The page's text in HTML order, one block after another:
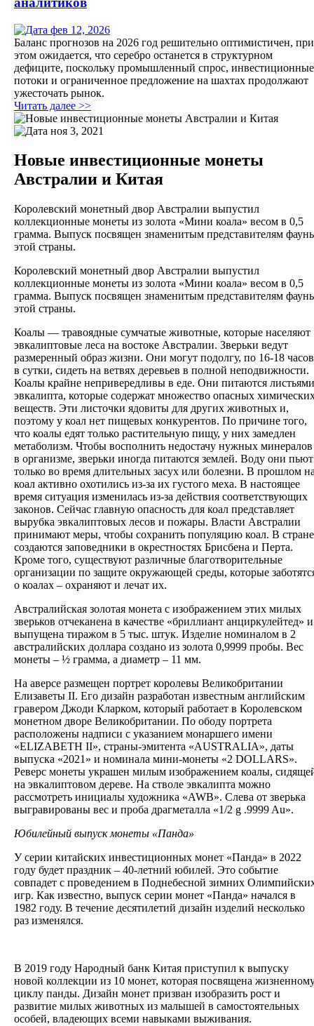
фев 12, 2026
Баланс прогнозов на 2026 год решительно оптимистичен, при
этом ожидается, что серебро останется в структурном
дефиците, поскольку промышленный спрос, инвестиционные
потоки и ограниченное предложение на шахтах продолжают
ужесточать рынок.
Читать далее >>
ноя 3, 2021
Новые инвестиционные монеты
Австралии и Китая
Королевский монетный двор Австралии выпустил
коллекционные монеты из золота «Мини коала» весом в 0,5
грамма. Выпуск посвящен знаменитым представителям
этой страны.
Королевский монетный двор Австралии выпустил
коллекционные монеты из золота «Мини коала» весом в 0,5
грамма. Выпуск посвящен знаменитым представителям
этой страны.
Коалы — травоядные сумчатые животные, которые населяют
эвкалиптовые леса на востоке Австралии. Зверьки ведут
размеренный образ жизни. Они могут подолгу, по 16-18 часов
в сутки, сидеть на ветвях деревьев в полной неподвижности.
Коалы крайне непривередливы в еде. Они питаются листьями
эвкалипта, которые содержат множество опасных
веществ. Эти листочки ядовиты для других животных и,
поэтому у коал нет пищевых конкурентов. По причине того,
что коалы едят только растительную пищу, у них замедлен
метаболизм. Чтобы восполнить недостачу нужных минералов
в организме, зверьки иногда питаются землей. Воду они пьют
только во время длительных засух или болезни. В прошлом
коал активно охотились из-за их густого меха. В настоящее
время ситуация изменилась из-за действия соответствующих
законов. Сейчас главную опасность для коал представляет
вырубка эвкалиптовых лесов и пожары. Власти Австралии
принимают меры, чтобы сохранить популяцию коал. В стране
создаются заповедники в окрестностях Брисбена и Перта.
Кроме того, существуют различные благотворительные
организации по защите окружающей среды, которые
о коалах – охраняют и лечат их.
Австралийская золотая монета с изображением этих милых
зверьков отчеканена в качестве «бриллиант анциркулейтед» и
выпущена тиражом в 5 тыс. штук. Изделие номиналом в 2
австралийских доллара создано из золота 0,9999 пробы. Вес
монеты – ½ грамма, а диаметр – 11 мм.
На аверсе размещен портрет королевы Великобритании
Елизаветы II. Его дизайн разработан известным английским
гравером Джоди Кларком, который работает в Королевском
монетном дворе Великобритании. По ободу портрета
расположены надписи с указанием монаршего имени
«ELIZABETH II», страны-эмитента «AUSTRALIA», даты
выпуска «2021» и номинала мини-монеты «2 DOLLARS».
Реверс монеты украшен милым изображением коалы,
на эвкалиптовом дереве. На стволе эвкалипта можно
рассмотреть инициалы художника «AWB». Слева от зверька
выгравированы вес и проба драгметалла «1/2 g .9999 Au».
Юбилейный выпуск монеты «Панда»‎
У серии китайских инвестиционных монет «Панда»‎ в 2022
году будет праздник – 40-летний юбилей. Это событие
совпадет с проведением в Поднебесной зимних
игр. Как известно, выпуск серии монет «Панда» начался в
1982 году. В течение десятилетий дизайн изделий несколько
раз изменялся.
В 2019 году Народный банк Китая приступил к выпуску
новой коллекции из 10 монет, которая посвящена
циклу панды. Дизайн монет призван изобразить рост и
развитие милых животных из малышей в самостоятельных
особей, владеющих всеми навыками выживания.